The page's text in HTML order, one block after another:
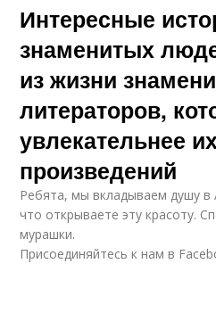
Интересные
знаменитых
из жизни
литераторов,
увлекательнее
произведений
Ребята, мы вкладываем душу в
что открываете эту красоту.
мурашки.
Присоединяйтесь к нам в